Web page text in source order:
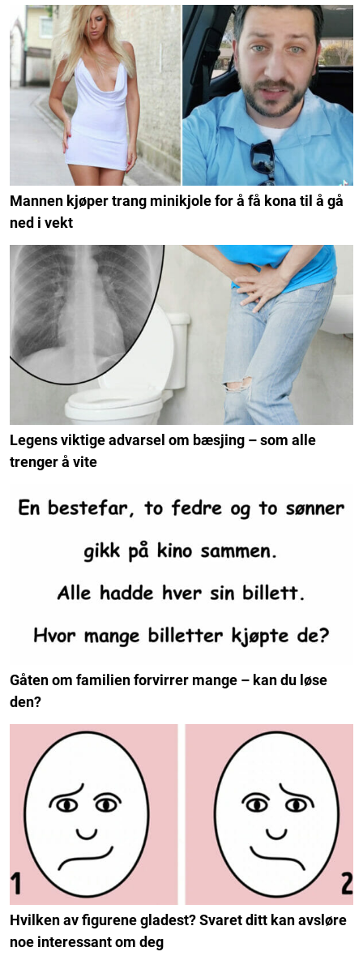
Mannen kjøper trang minikjole for å få kona til å gå
ned i vekt
Legens viktige advarsel om bæsjing – som alle
trenger å vite
Gåten om familien forvirrer mange – kan du løse
den?
Hvilken av figurene gladest? Svaret ditt kan avsløre
noe interessant om deg